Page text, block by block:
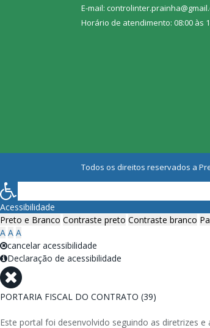
E-mail:
Horário de atendimento: 08:00 às
Todos os direitos reservados a
Acessibilidade
Preto e Branco Contraste preto Contraste branco
A A A
cancelar acessibilidade
Declaração de acessibilidade
PORTARIA FISCAL DO CONTRATO (39)
Este portal foi desenvolvido seguindo as diretrizes